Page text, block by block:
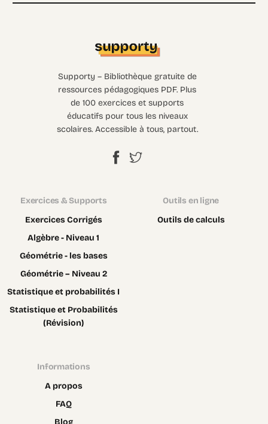
Supporty – Bibliothèque gratuite de
ressources pédagogiques PDF. Plus
de 100 exercices et supports
éducatifs pour tous les niveaux
scolaires. Accessible à tous, partout.
Exercices & Supports
Exercices Corrigés
Algèbre - Niveau 1
Géométrie - les bases
Géométrie – Niveau 2
Statistique et probabilités I
Statistique et Probabilités
(Révision)
Outils en ligne
Outils de calculs
Informations
A propos
FAQ